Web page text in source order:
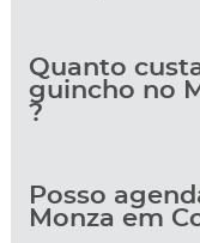
Quanto
guincho no
?
Posso
Monza em